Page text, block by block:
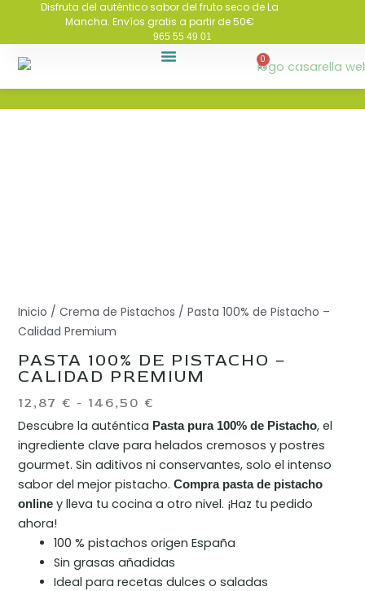
contenido
Disfruta del auténtico sabor del fruto seco de La
Mancha. Envíos gratis a partir de 50€
965 55 49 01
0
Carrito
Inicio /Crema de Pistachos / Pasta 100% de Pistacho –
Calidad Premium
PASTA 100% DE PISTACHO –
CALIDAD PREMIUM
12,87€ - 146,50€
DE
PRECIOS:
DESDE
12,87 €
HASTA
Descubre la auténtica Pasta pura 100% de Pistacho, el
ingrediente clave para helados cremosos y postres
gourmet. Sin aditivos ni conservantes, solo el intenso
sabor del mejor pistacho.Compra pasta de pistacho
online y lleva tu cocina a otro nivel. ¡Haz tu pedido
ahora!
100 % pistachos origen España
Sin grasas añadidas
Ideal para recetas dulces o saladas